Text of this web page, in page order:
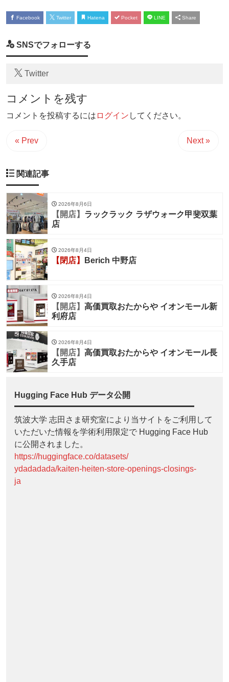
Facebook Twitter Hatena Pocket LINE Share
SNSでフォローする
Twitter
コメントを残す
コメントを投稿するには ログイン してください。
« Prev Next »
関連記事
2026年8月6日
【開店】 ラックラック ラザウォーク甲斐双葉
店
2026年8月4日
【閉店】 Berich 中野店
2026年8月4日
【開店】 高価買取おたからや イオンモール新
利府店
2026年8月4日
【開店】 高価買取おたからや イオンモール長
久手店
Hugging Face Hub データ公開
筑波大学 志田さま研究室により当サイトをご利用して
いただいた情報を学術利用限定で Hugging Face Hub
に公開されました。
https://huggingface.co/datasets/
ydadadada/kaiten-heiten-store-openings-closings-
ja